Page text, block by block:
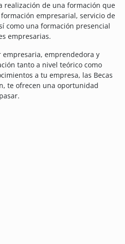
realización de una formación que
empresarial, servicio de
como una formación presencial
empresarias.
empresaria, emprendedora y
tanto a nivel teórico como
a tu empresa, las Becas
te ofrecen una oportunidad